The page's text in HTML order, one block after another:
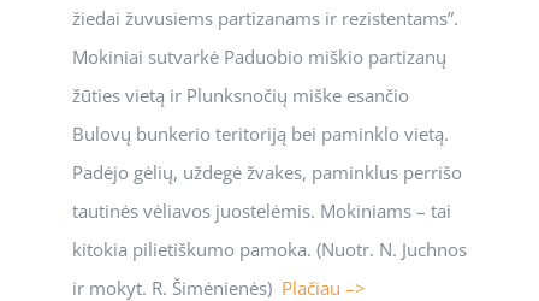
žiedai žuvusiems partizanams ir rezistentams”.
Mokiniai sutvarkė Paduobio miškio partizanų
žūties vietą ir Plunksnočių miške esančio
Bulovų bunkerio teritoriją bei paminklo vietą.
Padėjo gėlių, uždegė žvakes, paminklus perrišo
tautinės vėliavos juostelėmis. Mokiniams – tai
kitokia pilietiškumo pamoka. (Nuotr. N. Juchnos
ir mokyt. R. Šimėnienės) Plačiau –>